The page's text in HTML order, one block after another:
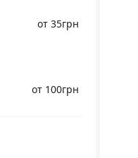
от 35грн
от 100грн